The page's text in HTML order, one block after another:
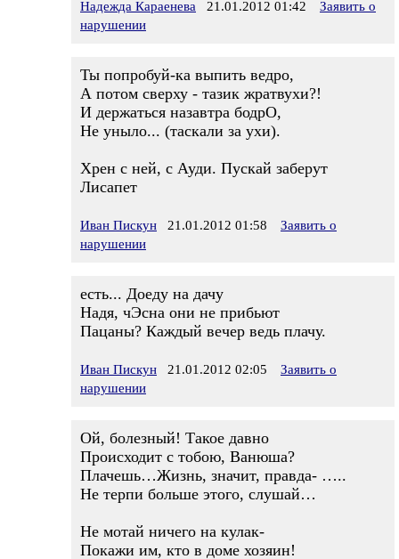
Надежда Караенева 21.01.2012 01:42
Заявить о
нарушении
Ты попробуй-ка выпить ведро,
А потом сверху - тазик жратвухи?!
И держаться назавтра бодрО,
Не уныло... (таскали за ухи).
Хрен с ней, с Ауди. Пускай заберут
Лисапет
Иван Пискун 21.01.2012 01:58
Заявить о
нарушении
есть... Доеду на дачу
Надя, чЭсна они не прибьют
Пацаны? Каждый вечер ведь плачу.
Иван Пискун 21.01.2012 02:05
Заявить о
нарушении
Ой, болезный! Такое давно
Происходит с тобою, Ванюша?
Плачешь…Жизнь, значит, правда- …..
Не терпи больше этого, слушай…
Не мотай ничего на кулак-
Покажи им, кто в доме хозяин!